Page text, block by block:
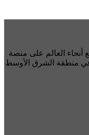
العالم على منصة
منطقة الشرق الأوسط